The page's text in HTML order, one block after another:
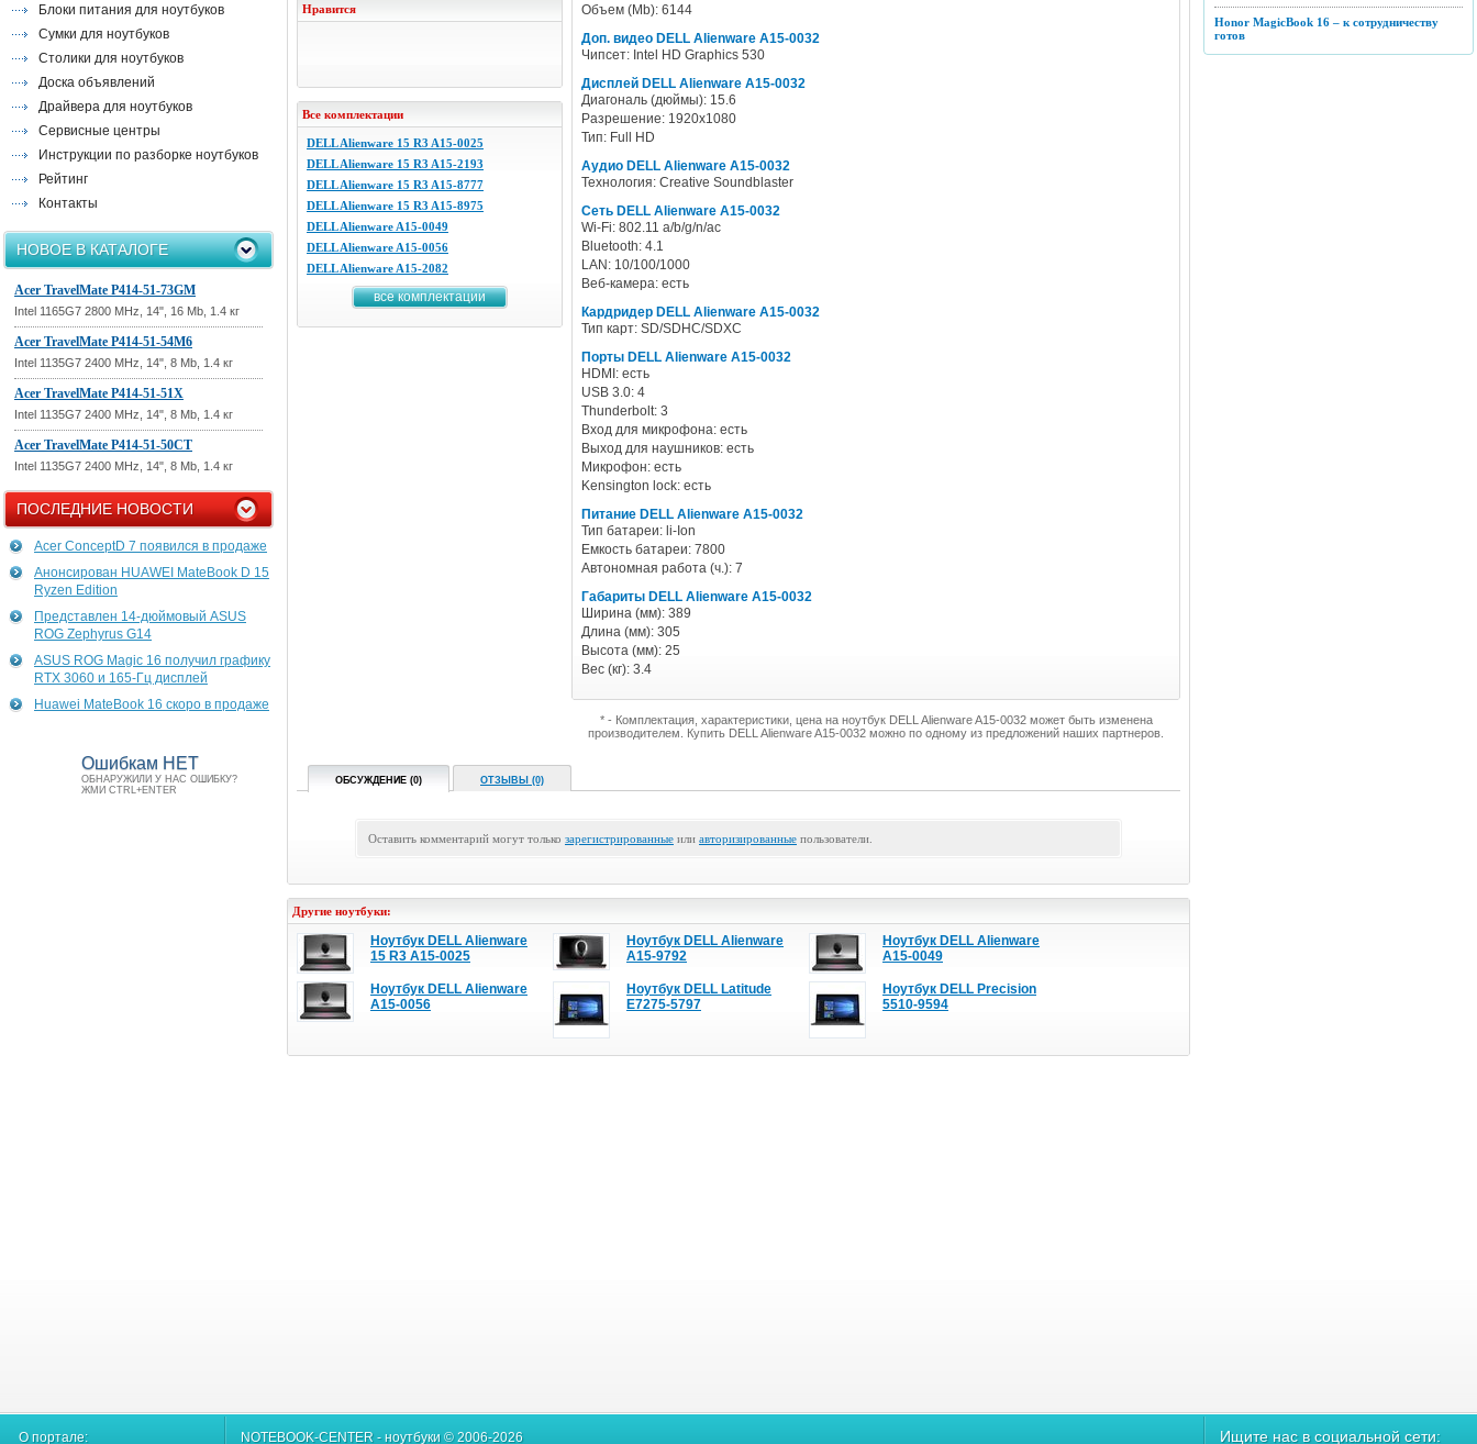
Блоки питания для ноутбуков
Сумки для ноутбуков
Столики для ноутбуков
Доска объявлений
Драйвера для ноутбуков
Сервисные центры
Инструкции по разборке ноутбуков
Рейтинг
Контакты
НОВОЕ В КАТАЛОГЕ
Acer TravelMate P414-51-73GM
Intel 1165G7 2800 MHz, 14", 16 Mb, 1.4 кг
Acer TravelMate P414-51-54M6
Intel 1135G7 2400 MHz, 14", 8 Mb, 1.4 кг
Acer TravelMate P414-51-51X
Intel 1135G7 2400 MHz, 14", 8 Mb, 1.4 кг
Acer TravelMate P414-51-50CT
Intel 1135G7 2400 MHz, 14", 8 Mb, 1.4 кг
ПОСЛЕДНИЕ НОВОСТИ
Acer ConceptD 7 появился в продаже
Анонсирован HUAWEI MateBook D 15
Ryzen Edition
Представлен 14-дюймовый ASUS
ROG Zephyrus G14
ASUS ROG Magic 16 получил графику
RTX 3060 и 165-Гц дисплей
Huawei MateBook 16 скоро в продаже
Ошибкам НЕТ
ОБНАРУЖИЛИ У НАС ОШИБКУ?
ЖМИ CTRL+ENTER
Нравится
Все комплектации
DELL Alienware 15 R3 A15-0025
DELL Alienware 15 R3 A15-2193
DELL Alienware 15 R3 A15-8777
DELL Alienware 15 R3 A15-8975
DELL Alienware A15-0049
DELL Alienware A15-0056
DELL Alienware A15-2082
все комплектации
Объем (Mb): 6144
Доп. видео DELL Alienware A15-0032
Чипсет: Intel HD Graphics 530
Дисплей DELL Alienware A15-0032
Диагональ (дюймы): 15.6
Разрешение: 1920x1080
Тип: Full HD
Аудио DELL Alienware A15-0032
Технология: Creative Soundblaster
Сеть DELL Alienware A15-0032
Wi-Fi: 802.11 a/b/g/n/ac
Bluetooth: 4.1
LAN: 10/100/1000
Веб-камера: есть
Кардридер DELL Alienware A15-0032
Тип карт: SD/SDHC/SDXC
Порты DELL Alienware A15-0032
HDMI: есть
USB 3.0: 4
Thunderbolt: 3
Вход для микрофона: есть
Выход для наушников: есть
Микрофон: есть
Kensington lock: есть
Питание DELL Alienware A15-0032
Тип батареи: li-Ion
Емкость батареи: 7800
Автономная работа (ч.): 7
Габариты DELL Alienware A15-0032
Ширина (мм): 389
Длина (мм): 305
Высота (мм): 25
Вес (кг): 3.4
* - Комплектация, характеристики, цена на ноутбук DELL Alienware A15-0032 может быть изменена
производителем. Купить DELL Alienware A15-0032 можно по одному из предложений наших партнеров.
ОБСУЖДЕНИЕ (0) ОТЗЫВЫ (0)
Оставить комментарий могут только зарегистрированные или авторизированные пользователи.
Другие ноутбуки:
Ноутбук DELL Alienware
15 R3 A15-0025
Ноутбук DELL Alienware
A15-9792
Ноутбук DELL Alienware
A15-0049
Ноутбук DELL Alienware
A15-0056
Ноутбук DELL Latitude
E7275-5797
Ноутбук DELL Precision
5510-9594
Honor MagicBook 16 – к сотрудничеству
готов
О портале: NOTEBOOK-CENTER - ноутбуки © 2006-2026 Ищите нас в социальной сети: